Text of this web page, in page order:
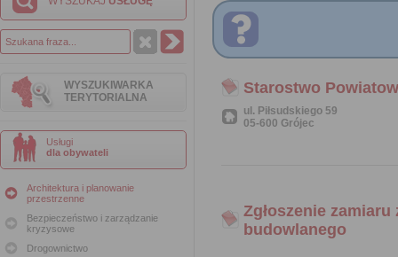
WYSZUKIWARKA
TERYTORIALNA
Usługi
dla obywateli
Architektura i planowanie
przestrzenne
Bezpieczeństwo i zarządzanie
kryzysowe
Drogownictwo
Starostwo
ul. Piłsudskiego 59
05-600 Grójec
Zgłoszenie
budowlanego